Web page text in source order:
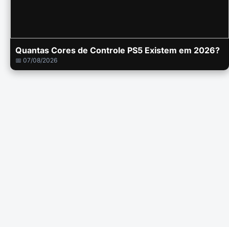
Quantas Cores de Controle PS5 Existem em 2026?
📅 07/08/2026